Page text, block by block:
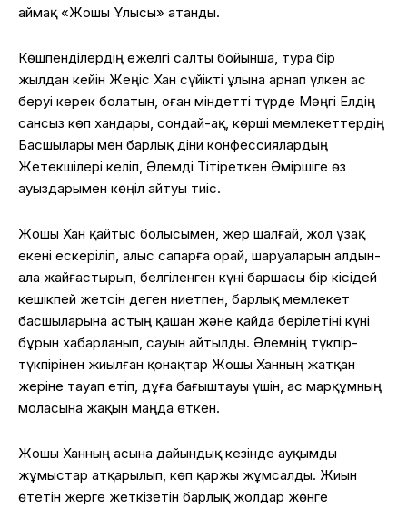
аймақ «Жошы Ұлысы» атанды.
Көшпенділердің ежелгі салты бойынша, тура бір
жылдан кейін Жеңіс Хан сүйікті ұлына арнап үлкен ас
беруі керек болатын, оған міндетті түрде Мәңгі Елдің
сансыз көп хандары, сондай-ақ, көрші мемлекеттердің
Басшылары мен барлық діни конфессиялардың
Жетекшілері келіп, Әлемді Тітіреткен Әміршіге өз
ауыздарымен көңіл айтуы тиіс.
Жошы Хан қайтыс болысымен, жер шалғай, жол ұзақ
екені ескеріліп, алыс сапарға орай, шаруаларын алдын-
ала жайғастырып, белгіленген күні баршасы бір кісідей
кешікпей жетсін деген ниетпен, барлық мемлекет
басшыларына астың қашан және қайда берілетіні күні
бұрын хабарланып, сауын айтылды. Әлемнің түкпір-
түкпірінен жиылған қонақтар Жошы Ханның жатқан
жеріне тауап етіп, дұға бағыштауы үшін, ас марқұмның
моласына жақын маңда өткен.
Жошы Ханның асына дайындық кезінде ауқымды
жұмыстар атқарылып, көп қаржы жұмсалды. Жиын
өтетін жерге жеткізетін барлық жолдар жөнге